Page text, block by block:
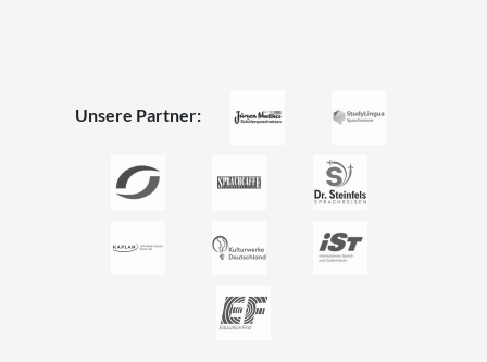
Unsere Partner: